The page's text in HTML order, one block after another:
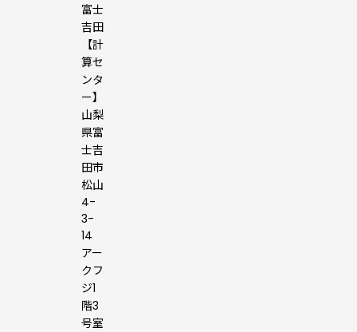
富士
吉田
【計
算セ
ンタ
ー】
山梨
県富
士吉
田市
松山
4-
3-
14
アー
クフ
ジ1
階3
号室